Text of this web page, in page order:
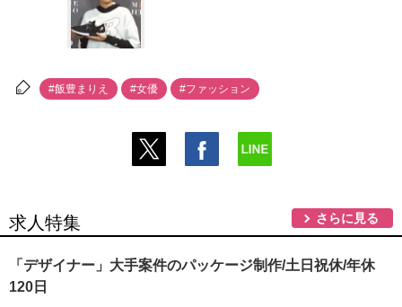
#飯豊まりえ #女優 #ファッション
求人特集 さらに見る
「デザイナー」大手案件のパッケージ制作/土日祝休/年休
120日